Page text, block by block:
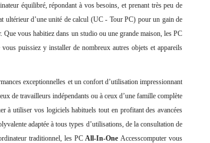
équilibré, répondant à vos besoins, et prenant très peu de
ultérieur d’une unité de calcul (UC - Tour PC) pour un gain de
Que vous habitiez dans un studio ou une grande maison, les PC
puissiez y installer de nombreux autres objets et appareils
exceptionnelles et un confort d’utilisation impressionnant
de travailleurs indépendants ou à ceux d’une famille complète
à utiliser vos logiciels habituels tout en profitant des avancées
adaptée à tous types d’utilisations, de la consultation de
traditionnel, les PC All-In-One Accesscomputer vous